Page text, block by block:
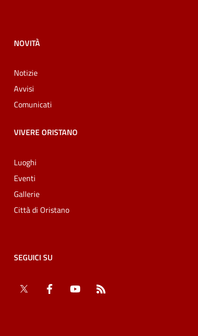
NOVITÀ
Notizie
Avvisi
Comunicati
VIVERE ORISTANO
Luoghi
Eventi
Gallerie
Città di Oristano
SEGUICI SU
Twitter Facebook YouTube